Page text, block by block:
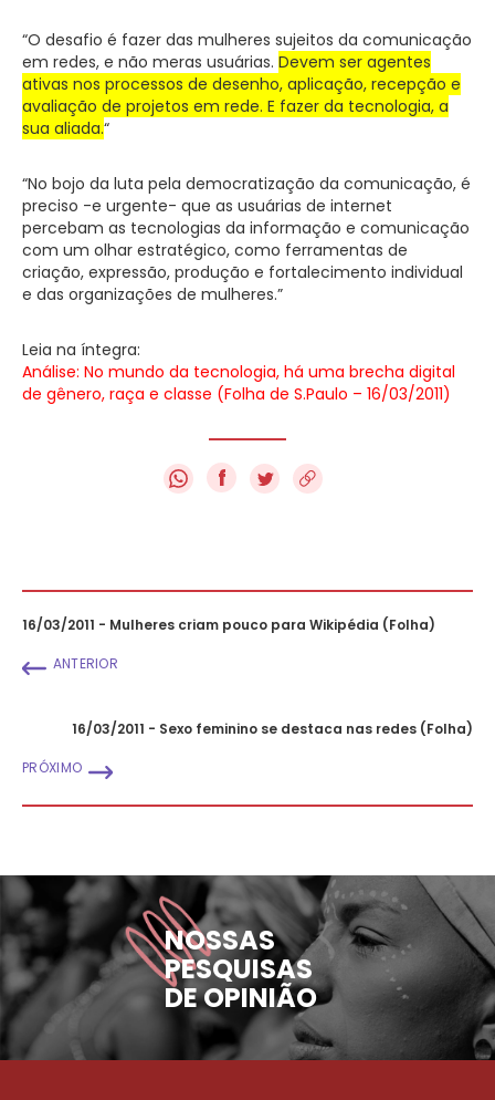
“O desafio é fazer das mulheres sujeitos da comunicação
em redes, e não meras usuárias. Devem ser agentes
ativas nos processos de desenho, aplicação, recepção e
avaliação de projetos em rede. E fazer da tecnologia, a
sua aliada.“
“No bojo da luta pela democratização da comunicação, é
preciso -e urgente- que as usuárias de internet
percebam as tecnologias da informação e comunicação
com um olhar estratégico, como ferramentas de
criação, expressão, produção e fortalecimento individual
e das organizações de mulheres.”
Leia na íntegra:
Análise: No mundo da tecnologia, há uma brecha digital
de gênero, raça e classe (Folha de S.Paulo – 16/03/2011)
f
16/03/2011 - Mulheres criam pouco para Wikipédia (Folha)
ANTERIOR
16/03/2011 - Sexo feminino se destaca nas redes (Folha)
PRÓXIMO
NOSSAS
PESQUISAS
DE OPINIÃO